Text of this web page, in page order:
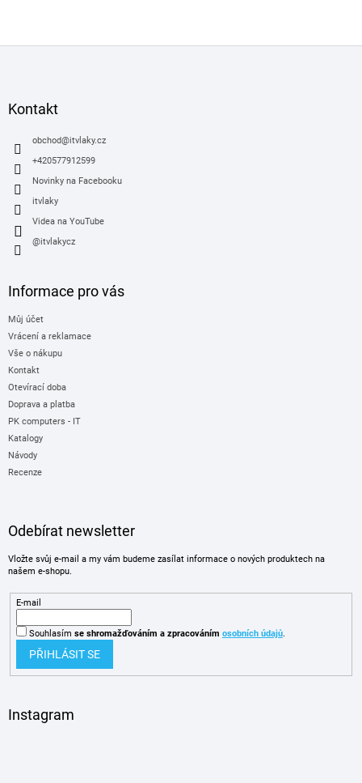
Kontakt
obchod@itvlaky.cz
+420577912599
Novinky na Facebooku
itvlaky
Videa na YouTube
@itvlakycz
Informace pro vás
Můj účet
Vrácení a reklamace
Vše o nákupu
Kontakt
Otevírací doba
Doprava a platba
PK computers - IT
Katalogy
Návody
Recenze
Odebírat newsletter
Vložte svůj e-mail a my vám budeme zasílat informace o nových produktech na
našem e-shopu.
E-mail
Souhlasím se shromažďováním a zpracováním osobních údajů.
PŘIHLÁSIT SE
Instagram